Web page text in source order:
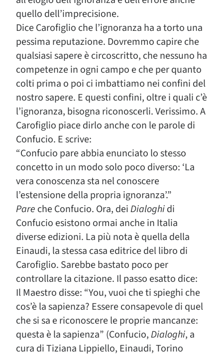
quello dell’imprecisione.
Dice Carofiglio che l’ignoranza ha a torto una
pessima reputazione. Dovremmo capire che
qualsiasi sapere è circoscritto, che nessuno ha
competenze in ogni campo e che per quanto
colti prima o poi ci imbattiamo nei confini del
nostro sapere. E questi confini, oltre i quali c’è
l’ignoranza, bisogna riconoscerli. Verissimo. A
Carofiglio piace dirlo anche con le parole di
Confucio. E scrive:
“Confucio pare abbia enunciato lo stesso
concetto in un modo solo poco diverso: ‘La
vera conoscenza sta nel conoscere
l’estensione della propria ignoranza’.”
Pare che Confucio. Ora, deiDialoghidi
Confucio esistono ormai anche in Italia
diverse edizioni. La più nota è quella della
Einaudi, la stessa casa editrice del libro di
Carofiglio. Sarebbe bastato poco per
controllare la citazione. Il passo esatto dice:
Il Maestro disse: “You, vuoi che ti spieghi che
cos’è la sapienza? Essere consapevole di quel
che si sa e riconoscere le proprie mancanze:
questa è la sapienza” (Confucio,Dialoghi, a
cura di Tiziana Lippiello, Einaudi, Torino